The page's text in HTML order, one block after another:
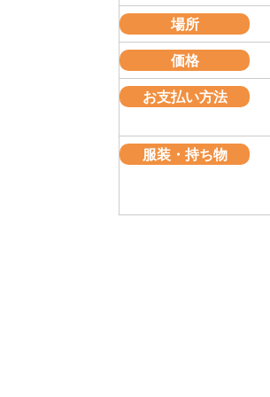
場所
価格
お支払い方法
服装・持ち物